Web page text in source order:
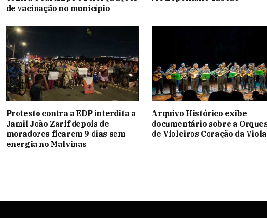
de vacinação no município
Protesto contra a EDP interdita a
Jamil João Zarif depois de
moradores ficarem 9 dias sem
energia no Malvinas
Arquivo Histórico exibe
documentário sobre a
de Violeiros Coração da Viola